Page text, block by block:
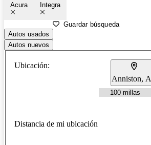
Acura Integra
Guardar búsqueda
Autos usados
Autos nuevos
Ubicación:
Anniston,
Distancia de mi ubicación